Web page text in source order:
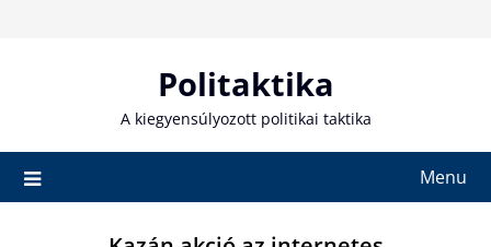
Politaktika
A kiegyensúlyozott politikai taktika
Menu